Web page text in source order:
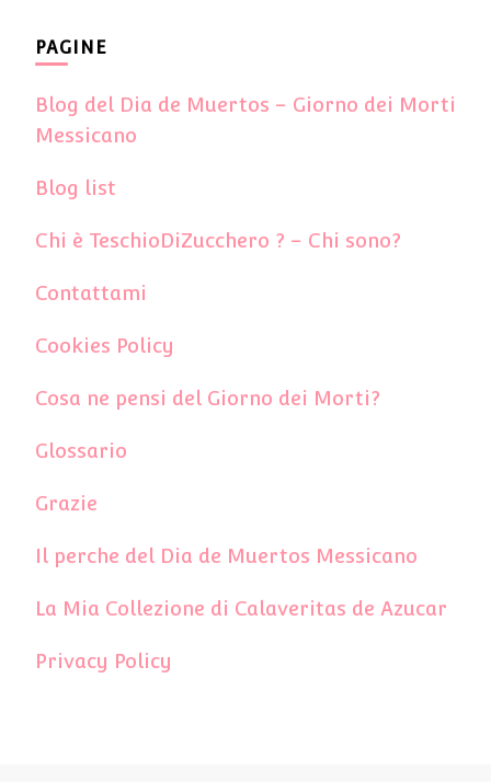
PAGINE
Blog del Dia de Muertos – Giorno dei Morti
Messicano
Blog list
Chi è TeschioDiZucchero ? – Chi sono?
Contattami
Cookies Policy
Cosa ne pensi del Giorno dei Morti?
Glossario
Grazie
Il perche del Dia de Muertos Messicano
La Mia Collezione di Calaveritas de Azucar
Privacy Policy